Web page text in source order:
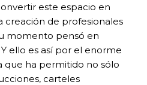
este espacio en
creación de profesionales
momento pensó en
ello es así por el enorme
que ha permitido no sólo
carteles